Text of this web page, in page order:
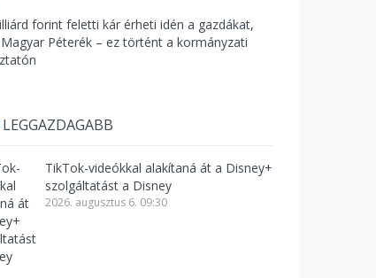
forint feletti kár érheti idén a gazdákat,
Péterék – ez történt a kormányzati
LEGGAZDAGABB
TikTok-videókkal alakítaná át a Disney+
szolgáltatást a Disney
2026. augusztus 6. 09:30